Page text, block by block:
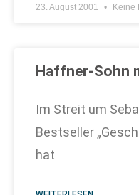
23. August 2001 Keine
Haffner-Sohn
Im Streit um
Bestseller
hat